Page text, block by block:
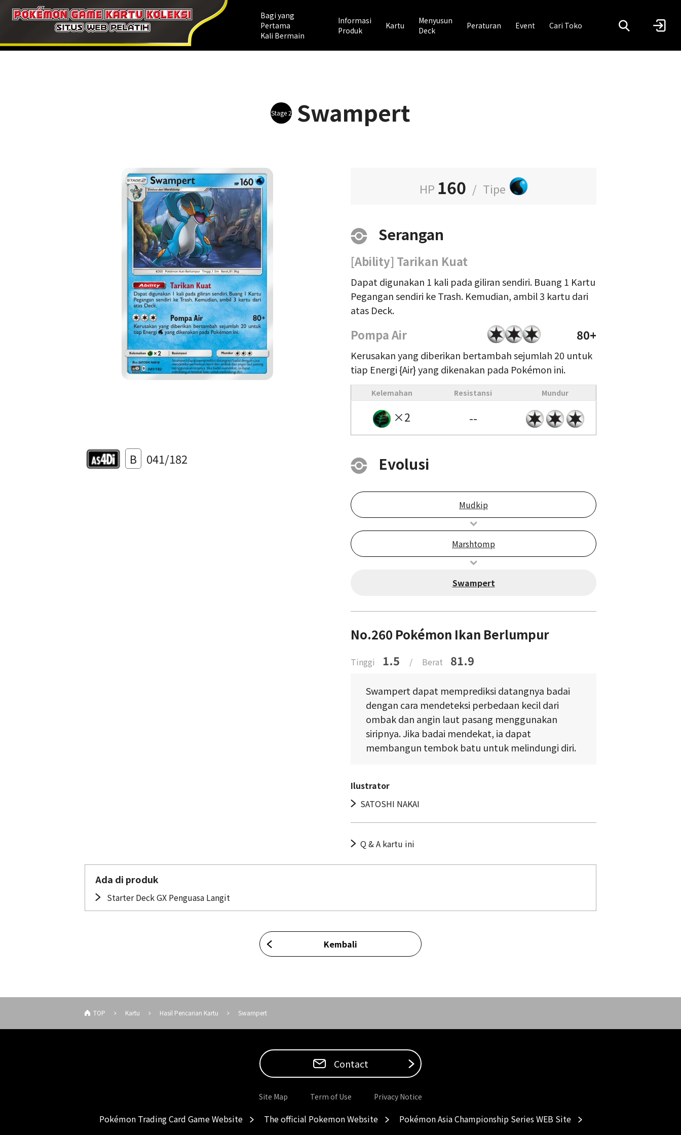
Bagi yang
Pertama
Kali Bermain
Informasi
Produk
Kartu
Menyusun
Deck
Peraturan Event Cari Toko
Stage 2 Swampert
HP 160 / Tipe
Serangan
[Ability] Tarikan Kuat
Dapat digunakan 1 kali pada giliran sendiri. Buang 1 Kartu
Pegangan sendiri ke Trash. Kemudian, ambil 3 kartu dari
atas Deck.
Pompa Air 80+
Kerusakan yang diberikan bertambah sejumlah 20 untuk
tiap Energi {Air} yang dikenakan pada Pokémon ini.
Kelemahan Resistansi Mundur
×2 --
B 041/182 Evolusi
Mudkip
Marshtomp
Swampert
No.260 Pokémon Ikan Berlumpur
Tinggi 1.5 / Berat 81.9
Swampert dapat memprediksi datangnya badai
dengan cara mendeteksi perbedaan kecil dari
ombak dan angin laut pasang menggunakan
siripnya. Jika badai mendekat, ia dapat
membangun tembok batu untuk melindungi diri.
Ilustrator
SATOSHI NAKAI
Q & A kartu ini
Ada di produk
Starter Deck GX Penguasa Langit
Kembali
TOP Kartu Hasil Pencarian Kartu Swampert
Contact
Site Map Term of Use Privacy Notice
Pokémon Trading Card Game Website The official Pokemon Website Pokémon Asia Championship Series WEB Site